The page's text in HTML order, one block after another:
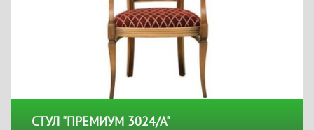
СТУЛ "ПРЕМИУМ 3024/А"